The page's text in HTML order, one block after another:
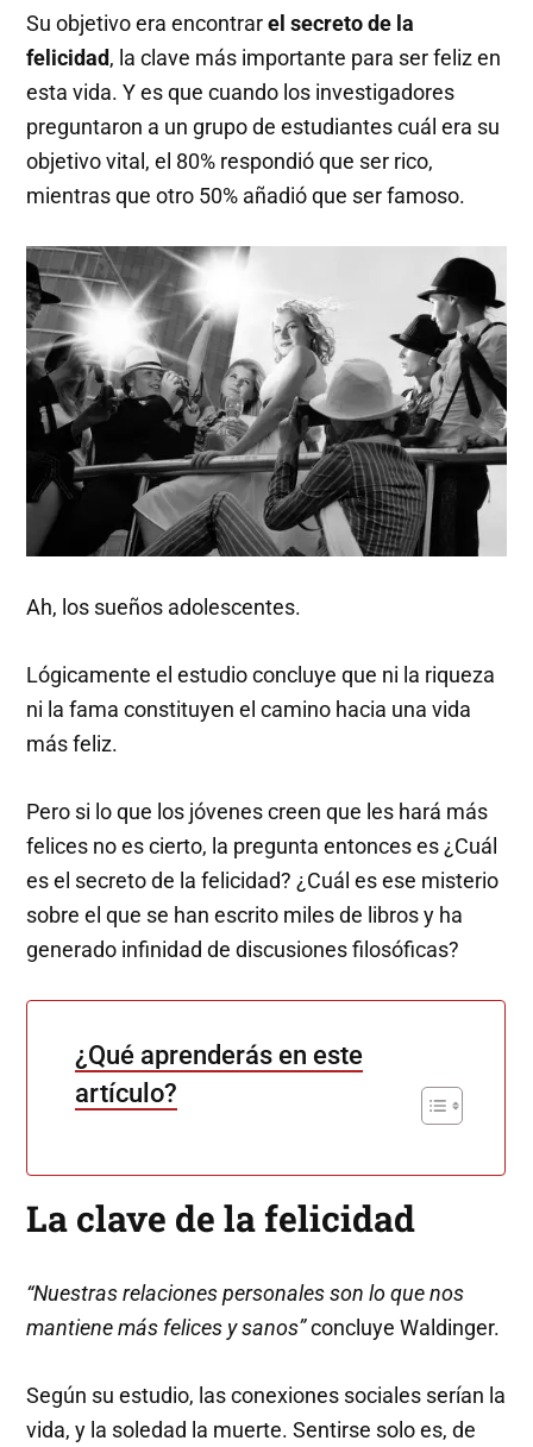
Su objetivo era encontrarel secreto de la
felicidad, la clave más importante para ser feliz en
esta vida. Y es que cuando los investigadores
preguntaron a un grupo de estudiantes cuál era su
objetivo vital, el 80% respondió que ser rico,
mientras que otro 50% añadió que ser famoso.
Ah, los sueños adolescentes.
Lógicamente el estudio concluye que ni la riqueza
ni la fama constituyen el camino hacia una vida
más feliz.
Pero si lo que los jóvenes creen que les hará más
felices no es cierto, la pregunta entonces es ¿Cuál
es el secreto de la felicidad? ¿Cuál es ese misterio
sobre el que se han escrito miles de libros y ha
generado infinidad de discusiones filosóficas?
¿Qué aprenderás en este
artículo?
La clave de la felicidad
“Nuestras relaciones personales son lo que nos
mantiene más felices y sanos”concluye Waldinger.
Según su estudio, las conexiones sociales serían la
vida, y la soledad la muerte. Sentirse solo es, de